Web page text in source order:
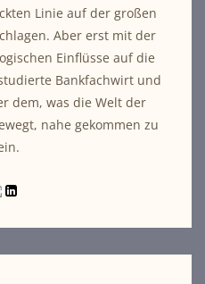
Linie auf der großen
Aber erst mit der
Einflüsse auf die
Bankfachwirt und
dem, was die Welt der
nahe gekommen zu